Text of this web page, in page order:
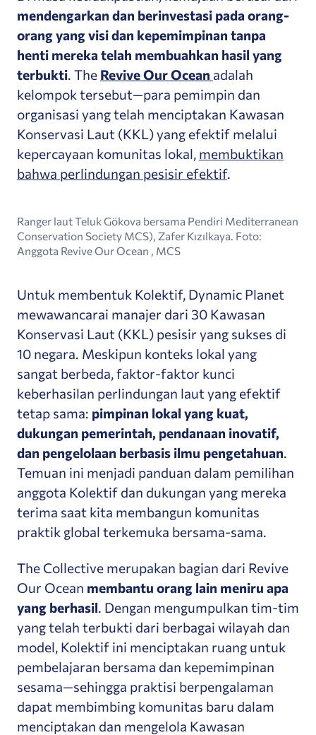
mendengarkan dan berinvestasi pada orang-
orang yang visi dan kepemimpinan tanpa
henti mereka telah membuahkan hasil yang
terbukti. The Revive Our Ocean adalah
kelompok tersebut—para pemimpin dan
organisasi yang telah menciptakan Kawasan
Konservasi Laut (KKL) yang efektif melalui
kepercayaan komunitas lokal, membuktikan
bahwa perlindungan pesisir efektif.
Ranger laut Teluk Gökova bersama Pendiri Mediterranean
Conservation Society MCS), Zafer Kızılkaya. Foto:
Anggota Revive Our Ocean , MCS
Untuk membentuk Kolektif, Dynamic Planet
mewawancarai manajer dari 30 Kawasan
Konservasi Laut (KKL) pesisir yang sukses di
10 negara. Meskipun konteks lokal yang
sangat berbeda, faktor-faktor kunci
keberhasilan perlindungan laut yang efektif
tetap sama: pimpinan lokal yang kuat,
dukungan pemerintah, pendanaan inovatif,
dan pengelolaan berbasis ilmu pengetahuan.
Temuan ini menjadi panduan dalam pemilihan
anggota Kolektif dan dukungan yang mereka
terima saat kita membangun komunitas
praktik global terkemuka bersama-sama.
The Collective merupakan bagian dari Revive
Our Ocean membantu orang lain meniru apa
yang berhasil. Dengan mengumpulkan tim-tim
yang telah terbukti dari berbagai wilayah dan
model, Kolektif ini menciptakan ruang untuk
pembelajaran bersama dan kepemimpinan
sesama—sehingga praktisi berpengalaman
dapat membimbing komunitas baru dalam
menciptakan dan mengelola Kawasan